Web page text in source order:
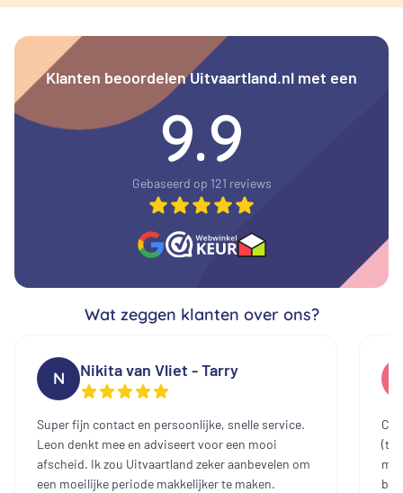
Klanten beoordelen Uitvaartland.nl met een
9.9
Gebaseerd op 121 reviews
Wat zeggen klanten over ons?
N Nikita van Vliet - Tarry
Super fijn contact en persoonlijke, snelle service.
Leon denkt mee en adviseert voor een mooi
afscheid. Ik zou Uitvaartland zeker aanbevelen om
een moeilijke periode makkelijker te maken.